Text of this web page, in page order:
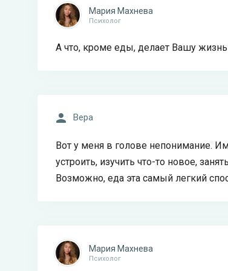
Мария Махнева
Психолог
А что, кроме еды, делает Вашу
Вера
Вот у меня в голове непонимание.
устроить, изучить что-то новое,
Возможно, еда эта самый легкий
Мария Махнева
Психолог